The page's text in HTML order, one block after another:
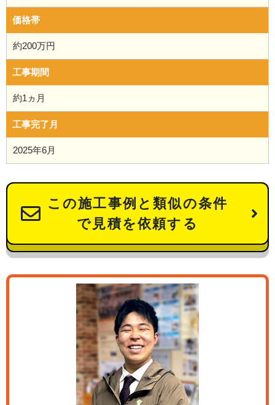
価格帯
約200万円
工事期間
約1ヵ月
工事完了月
2025年6月
この施工事例と類似の条件
で見積を依頼する